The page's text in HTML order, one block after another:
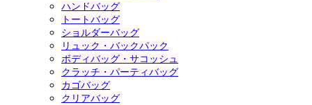
ハンドバッグ
トートバッグ
ショルダーバッグ
リュック・バックパック
ボディバッグ・サコッシュ
クラッチ・パーティバッグ
カゴバッグ
クリアバッグ